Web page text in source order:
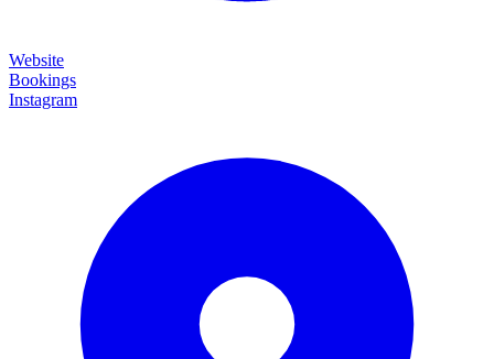
Website
Bookings
Instagram